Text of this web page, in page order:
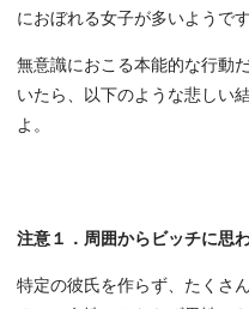
におぼれる女子が多いようで
無意識におこる本能的な行動
いたら、以下のような悲しい
よ。
注意１．周囲からビッチに思
特定の彼氏を作らず、たくさ